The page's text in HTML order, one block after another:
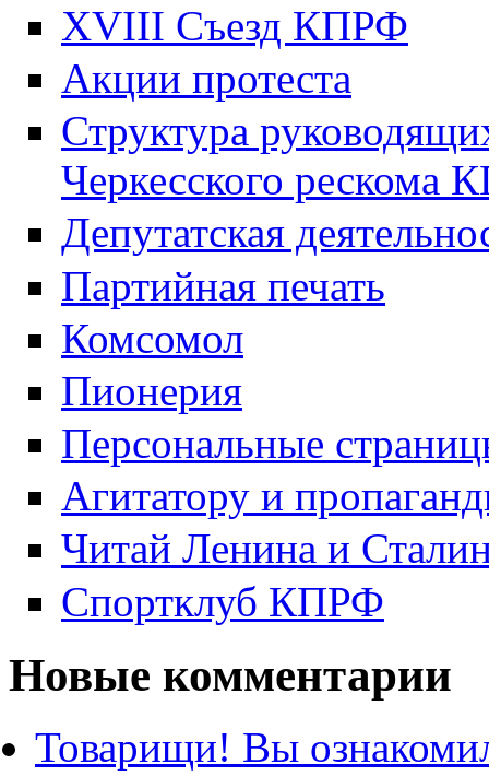
XVIII Cъезд КПРФ
Акции протеста
Структура
Черкесского рескома
Депутатская
Партийная печать
Комсомол
Пионерия
Персональные
Агитатору и
Читай Ленина и
Спортклуб КПРФ
Новые комментарии
Товарищи! Вы